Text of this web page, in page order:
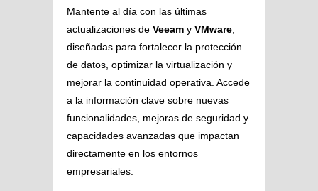
Mantente al día con las últimas
actualizaciones deVeeam yVMware
diseñadas para fortalecer la protección
de datos, optimizar la virtualización y
mejorar la continuidad operativa. Accede
a la información clave sobre nuevas
funcionalidades, mejoras de seguridad y
capacidades avanzadas que impactan
directamente en los entornos
empresariales.